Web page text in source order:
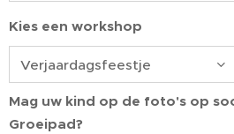
Kies een workshop
Mag uw kind op de foto's op
Groeipad?